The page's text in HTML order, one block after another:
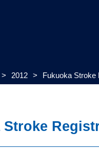
2012 Fukuoka